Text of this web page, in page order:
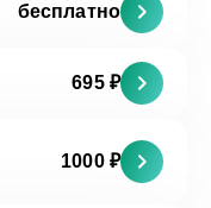
бесплатно
695 ₽
1000 ₽